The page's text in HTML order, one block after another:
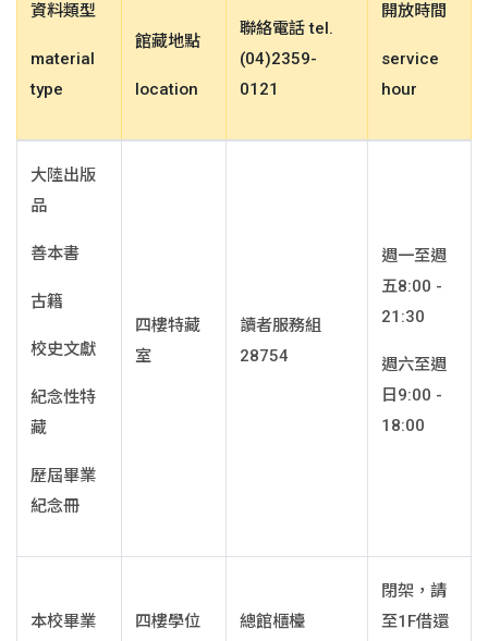
資料類型
material
type
館藏地點
location
聯絡電話 tel.
(04)2359-
0121
開放時間
service
hour
大陸出版
品
善本書
古籍
校史文獻
紀念性特
藏
歷屆畢業
紀念冊
四樓特藏
室
讀者服務組
28754
週一至週
五8:00 -
21:30
週六至週
日9:00 -
18:00
本校畢業
四樓學位
總館櫃檯
閉架，請
至1F借還